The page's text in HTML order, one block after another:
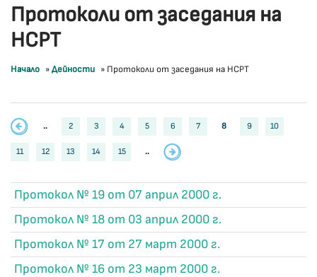
Протоколи от заседания на
НСРТ
Начало »Дейности » Протоколи от заседания на НСРТ
.. 2 3 4 5 6 7 8 9 10
11 12 13 14 15 ..
Протокол № 19 от 07 април 2000 г.
Протокол № 18 от 03 април 2000 г.
Протокол № 17 от 27 март 2000 г.
Протокол № 16 от 23 март 2000 г.